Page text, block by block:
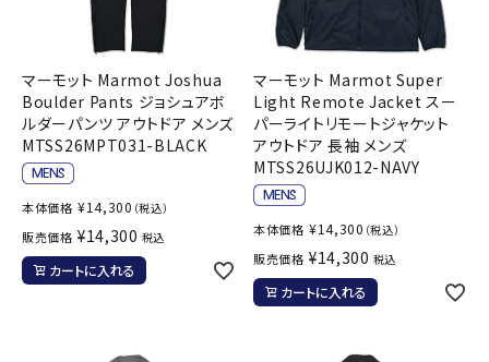
マーモット Marmot Joshua
Boulder Pants ジョシュアボ
ルダーパンツ アウトドア メンズ
MTSS26MPT031-BLACK
本体価格 ¥14,300 （税込）
販売価格 ¥14,300 税込
カートに入れる
マーモット Marmot Super
Light Remote Jacket スー
パーライトリモートジャケット
アウトドア 長袖 メンズ
MTSS26UJK012-NAVY
本体価格 ¥14,300 （税込）
販売価格 ¥14,300 税込
カートに入れる